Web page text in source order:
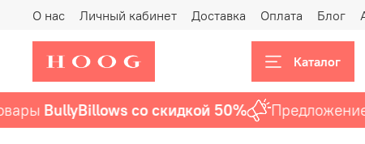
О нас Личный кабинет Доставка Оплата Блог
Каталог
BullyBillows со скидкой 50% Предложение